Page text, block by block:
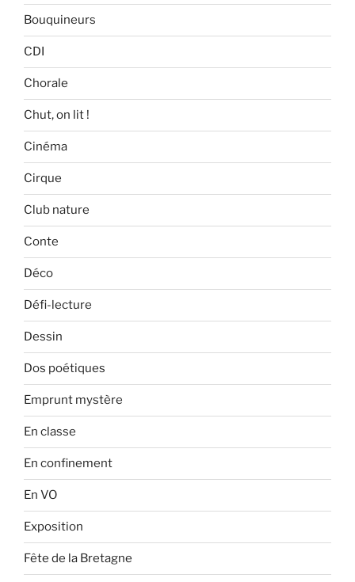
Bouquineurs
CDI
Chorale
Chut, on lit !
Cinéma
Cirque
Club nature
Conte
Déco
Défi-lecture
Dessin
Dos poétiques
Emprunt mystère
En classe
En confinement
En VO
Exposition
Fête de la Bretagne